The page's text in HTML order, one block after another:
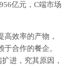
亿元，C端市场
效率的产物，
合作的餐企。
进，究其原因，